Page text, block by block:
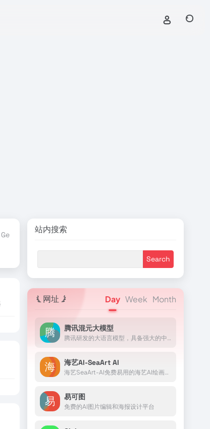
TensorFlow
站内搜索
网址 Day Week Month
腾讯混元大模型
腾讯研发的大语言模型，具备强大的中文创作能力，复杂语境下的逻辑推理能力，以及可靠的任务执行能力
海艺AI-SeaArt AI
海艺SeaArt-AI免费易用的海艺AI绘画工具，一个高效易用的AIGC绘图工具：SeaArt让你无需专业技能，短时间内成为艺术家。借助强大的渲染引擎和个性化混合推荐系统，高质量创作触手可...
易可图
免费的AI图片编辑和海报设计平台